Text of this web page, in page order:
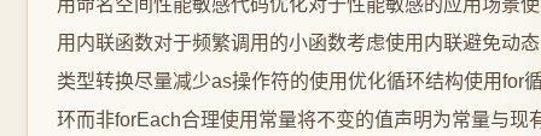
用命名空间性能敏感代码优化对于性能敏感的应用场景使
用内联函数对于频繁调用的小函数考虑使用内联避免动态
类型转换尽量减少as操作符的使用优化循环结构使用for
环而非forEach合理使用常量将不变的值声明为常量与现